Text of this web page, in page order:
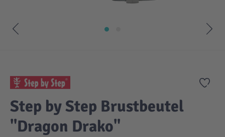
Zur
Step by Step Brustbeutel
"Dragon Drako"